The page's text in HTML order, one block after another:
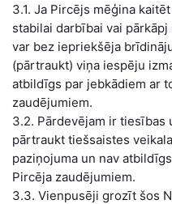
3.1. Ja Pircējs mēģina
stabilai darbībai vai
var bez iepriekšēja
(pārtraukt) viņa iespēju
atbildīgs par jebkādiem ar
zaudējumiem.
3.2. Pārdevējam ir tiesības
pārtraukt tiešsaistes
paziņojuma un nav
Pircēja zaudējumiem.
3.3. Vienpusēji grozīt šos